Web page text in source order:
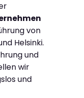
von
Helsinki.
und
wir
und